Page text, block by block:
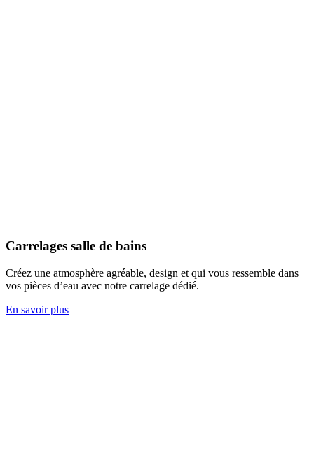
Carrelages salle de bains
Créez une atmosphère agréable, design et qui vous ressemble dans
vos pièces d’eau avec notre carrelage dédié.
En savoir plus